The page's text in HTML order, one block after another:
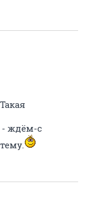
- ждём-с